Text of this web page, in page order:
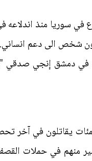
نصف سكان البلاد الذي كان يقدر عددهم بـ22 ألفاً. وفي
في دمشق إنجي
يقاتلون في آخر
منهم في حملات